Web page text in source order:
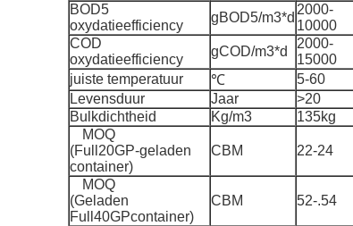
BOD5
oxydatieefficiency
gBOD5/m3*d
2000-
10000
COD
oxydatieefficiency
gCOD/m3*d
2000-
15000
juiste temperatuur
℃ 5-60
Levensduur
Jaar >20
Bulkdichtheid
Kg/m3 135kg
MOQ
(Full20GP-geladen
container)
CBM 22-24
MOQ
(Geladen
Full40GPcontainer)
CBM 52-.54